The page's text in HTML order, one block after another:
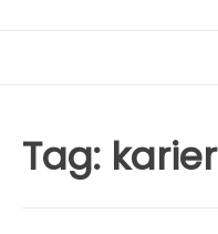
Tag: karier